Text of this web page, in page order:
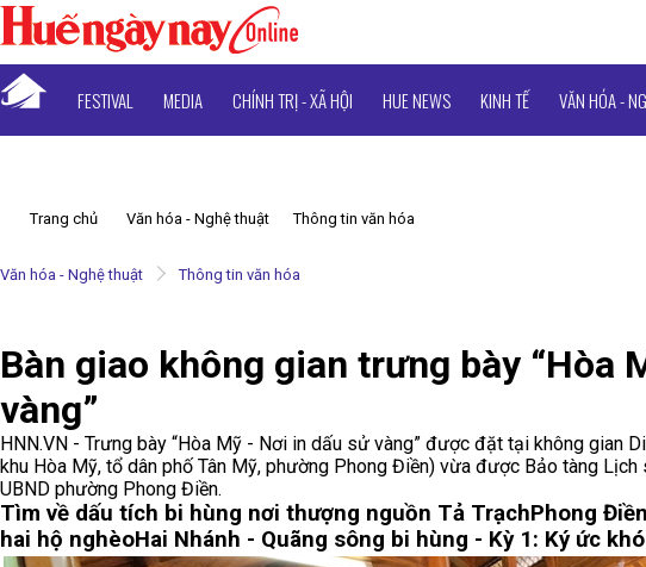
FESTIVAL MEDIA CHÍNH TRỊ - XÃ HỘI HUE NEWS KINH TẾ VĂN HÓA -
Trang chủ Văn hóa - Nghệ thuật Thông tin văn hóa
Văn hóa - Nghệ thuật Thông tin văn hóa
Bàn giao không gian trưng bày “Hòa
vàng”
HNN.VN - Trưng bày “Hòa Mỹ - Nơi in dấu sử vàng” được đặt tại không gian
khu Hòa Mỹ, tổ dân phố Tân Mỹ, phường Phong Điền) vừa được Bảo tàng Lịch
UBND phường Phong Điền.
Tìm về dấu tích bi hùng nơi thượng nguồn Tả TrạchPhong
hai hộ nghèoHai Nhánh - Quãng sông bi hùng - Kỳ 1: Ký ức